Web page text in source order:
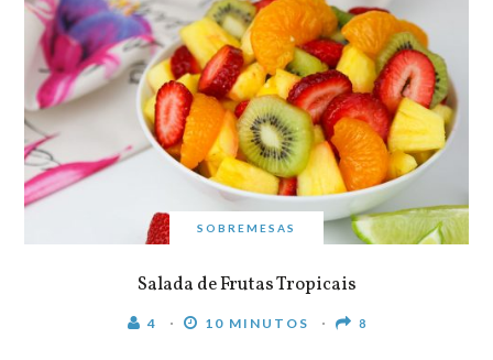
SOBREMESAS
Salada de Frutas Tropicais
4 10 MINUTOS 8